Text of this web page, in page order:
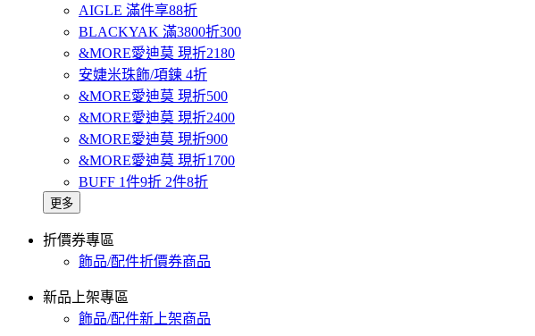
AIGLE 滿件享88折
BLACKYAK 滿3800折300
&MORE愛迪莫 現折2180
安婕米珠飾/項鍊 4折
&MORE愛迪莫 現折500
&MORE愛迪莫 現折2400
&MORE愛迪莫 現折900
&MORE愛迪莫 現折1700
BUFF 1件9折 2件8折
更多
折價券專區
飾品/配件折價券商品
新品上架專區
飾品/配件新上架商品